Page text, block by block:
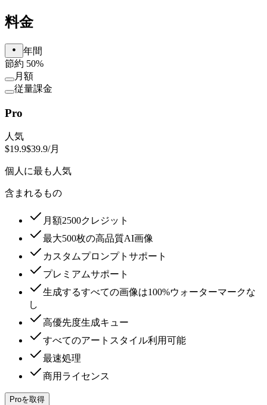
料金
年間
節約 50%
月額
従量課金
Pro
人気
$19.9$39.9/月
個人に最も人気
含まれるもの
月額2500クレジット
最大500枚の高品質AI画像
カスタムプロンプトサポート
プレミアムサポート
生成するすべての画像は100%ウォーターマークな
し
高優先度生成キュー
すべてのアートスタイル利用可能
最速処理
商用ライセンス
Proを取得